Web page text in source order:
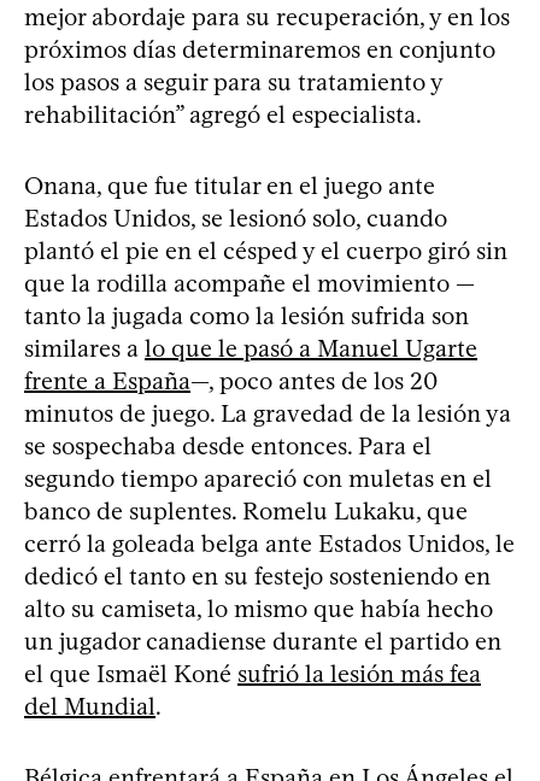
mejor abordaje para su recuperación, y en los
próximos días determinaremos en conjunto
los pasos a seguir para su tratamiento y
rehabilitación” agregó el especialista.
Onana, que fue titular en el juego ante
Estados Unidos, se lesionó solo, cuando
plantó el pie en el césped y el cuerpo giró sin
que la rodilla acompañe el movimiento —
tanto la jugada como la lesión sufrida son
similares a lo que le pasó a Manuel Ugarte
frente a España—, poco antes de los 20
minutos de juego. La gravedad de la lesión ya
se sospechaba desde entonces. Para el
segundo tiempo apareció con muletas en el
banco de suplentes. Romelu Lukaku, que
cerró la goleada belga ante Estados Unidos, le
dedicó el tanto en su festejo sosteniendo en
alto su camiseta, lo mismo que había hecho
un jugador canadiense durante el partido en
el que Ismaël Koné sufrió la lesión más fea
del Mundial.